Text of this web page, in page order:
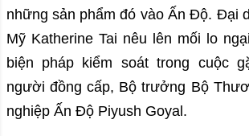
những sản phẩm đó vào Ấn Độ. Đại
Mỹ Katherine Tai nêu lên mối lo
biện pháp kiểm soát trong cuộc
người đồng cấp, Bộ trưởng Bộ
nghiệp Ấn Độ Piyush Goyal.